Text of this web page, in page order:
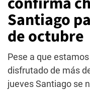
Santiago
de octubre
Pese a que
disfrutado de más
jueves Santiago se